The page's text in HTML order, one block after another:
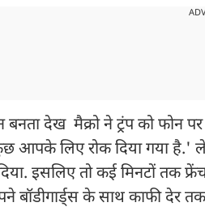
बनता देख मैक्रो ने ट्रंप को
आपके लिए रोक दिया गया है.'
इसलिए तो कई मिनटों तक
बॉडीगार्ड्स के साथ काफी